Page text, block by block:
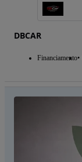
DBCAR
Financiamento